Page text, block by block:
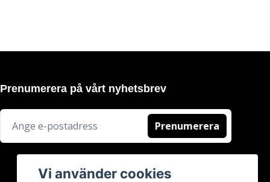
Prenumerera på vårt nyhetsbrev
Prenumerera
Vi använder cookies